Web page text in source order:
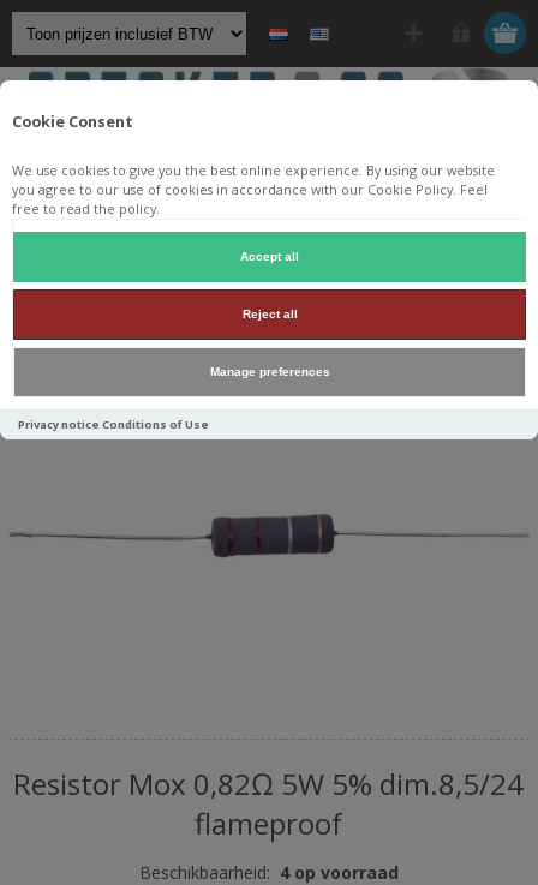
Cookie Consent
We use cookies to give you the best online experience. By using our website
you agree to our use of cookies in accordance with our Cookie Policy. Feel
free to read the policy.
Accept all
Reject all
Manage preferences
Privacy notice Conditions of Use
Componenten / Weerstanden
Jantzen Audio 5 Watt MOX weerstanden /
Resistor Mox 0,82Ω 5W 5% dim.8,5/24 flameproof
Resistor Mox 0,82Ω 5W 5% dim.8,5/24
flameproof
Beschikbaarheid: 4 op voorraad